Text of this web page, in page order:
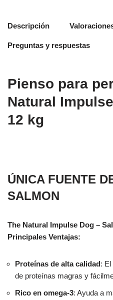
Descripción
Preguntas y respuestas
Pienso para
Natural
12 kg
ÚNICA FUENTE
SALMON
The Natural Impulse Dog –
Principales Ventajas:
Proteínas de alta calidad: El
de proteínas magras y
Rico en omega-3: Ayuda a